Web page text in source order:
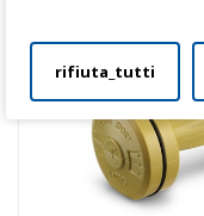
rifiuta_tutti